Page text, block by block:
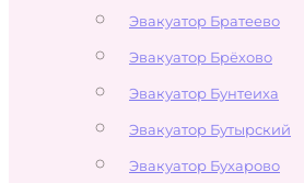
Эвакуатор Братеево
Эвакуатор Брёхово
Эвакуатор Бунтеиха
Эвакуатор Бутырский
Эвакуатор Бухарово